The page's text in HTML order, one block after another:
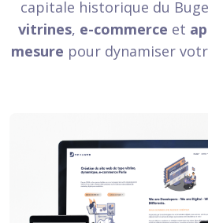
capitale historique du
vitrines, e-commerce et
mesure pour dynamiser